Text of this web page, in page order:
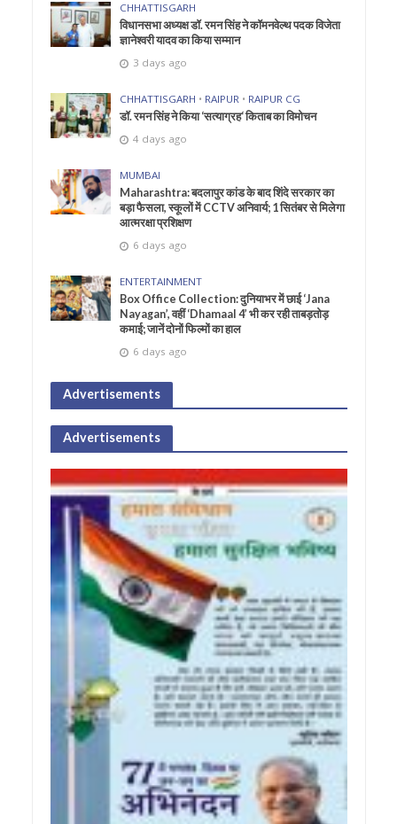
CHHATTISGARH
विधानसभा अध्यक्ष डॉ. रमन सिंह ने कॉमनवेल्थ पदक विजेता
ज्ञानेश्वरी यादव का किया सम्मान
3 days ago
CHHATTISGARH • RAIPUR • RAIPUR CG
डॉ. रमन सिंह ने किया ‘सत्याग्रह‘ किताब का विमोचन
4 days ago
MUMBAI
Maharashtra: बदलापुर कांड के बाद शिंदे सरकार का
बड़ा फैसला, स्कूलों में CCTV अनिवार्य; 1 सितंबर से मिलेगा
आत्मरक्षा प्रशिक्षण
6 days ago
ENTERTAINMENT
Box Office Collection: दुनियाभर में छाई ‘Jana
Nayagan’, वहीं ‘Dhamaal 4’ भी कर रही ताबड़तोड़
कमाई; जानें दोनों फिल्मों का हाल
6 days ago
Advertisements
Advertisements